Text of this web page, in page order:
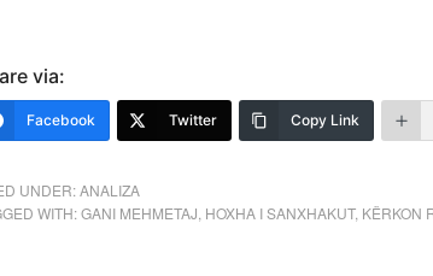
via:
Facebook Twitter Copy Link
UNDER:ANALIZA
WITH:GANI MEHMETAJ HOXHA I SANXHAKUT, KËRKON